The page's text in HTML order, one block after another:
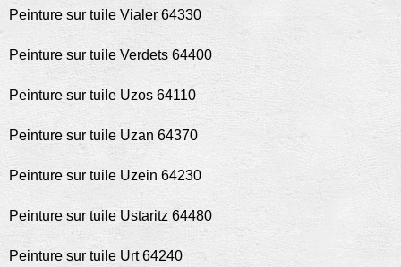
Peinture sur tuile Vialer 64330
Peinture sur tuile Verdets 64400
Peinture sur tuile Uzos 64110
Peinture sur tuile Uzan 64370
Peinture sur tuile Uzein 64230
Peinture sur tuile Ustaritz 64480
Peinture sur tuile Urt 64240